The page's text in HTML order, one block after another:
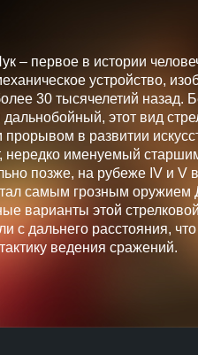
– первое в истории
устройство,
30 тысячелетий назад.
дальнобойный, этот вид
в развитии
нередко именуемый
позже, на рубеже IV и V
самым грозным оружием
варианты этой
с дальнего расстояния, что
ведения сражений.